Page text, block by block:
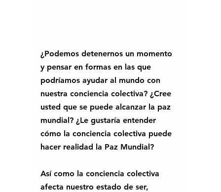
¿Podemos detenernos un momento
y pensar en formas en las que
podríamos ayudar al mundo con
nuestra conciencia colectiva? ¿Cree
usted que se puede alcanzar la paz
mundial? ¿Le gustaría entender
cómo la conciencia colectiva puede
hacer realidad la Paz Mundial?
Así como la conciencia colectiva
afecta nuestro estado de ser,